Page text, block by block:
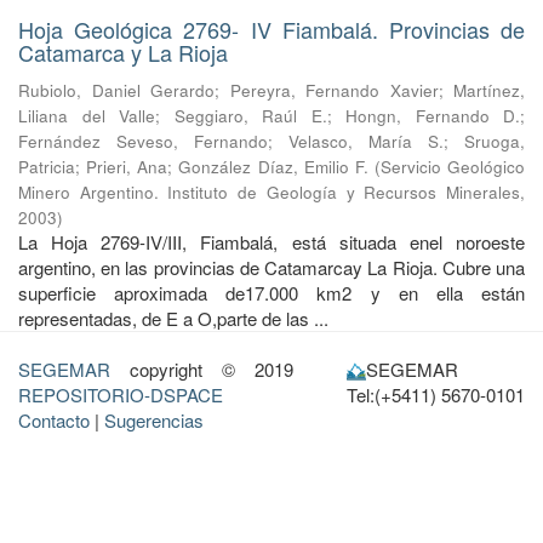
Hoja Geológica 2769- IV Fiambalá. Provincias de
Catamarca y La Rioja
Rubiolo, Daniel Gerardo; Pereyra, Fernando Xavier; Martínez,
Liliana del Valle; Seggiaro, Raúl E.; Hongn, Fernando D.;
Fernández Seveso, Fernando; Velasco, María S.; Sruoga,
Patricia; Prieri, Ana;González Díaz, Emilio F. (Servicio Geológico
Minero Argentino. Instituto de Geología y Recursos Minerales,
2003)
La Hoja 2769-IV/III, Fiambalá, está situada enel noroeste
argentino, en las provincias de Catamarcay La Rioja. Cubre una
superficie aproximada de17.000 km2 y en ella están
representadas, de E a O,parte de las ...
SEGEMAR copyright © 2019
REPOSITORIO-DSPACE
Contacto | Sugerencias
SEGEMAR
Tel:(+5411) 5670-0101